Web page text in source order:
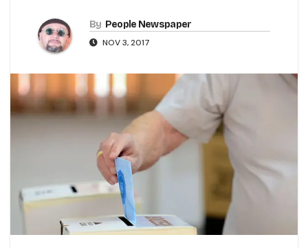
By People Newspaper
NOV 3, 2017